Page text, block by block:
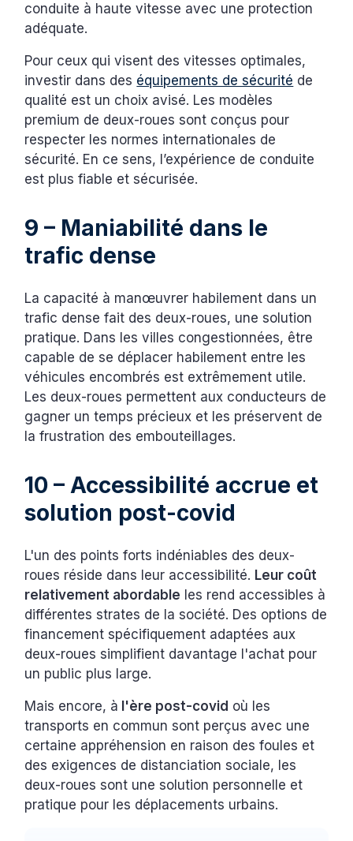
conduite à haute vitesse avec une protection
adéquate.
Pour ceux qui visent des vitesses optimales,
investir dans des équipements de sécurité de
qualité est un choix avisé. Les modèles
premium de deux-roues sont conçus pour
respecter les normes internationales de
sécurité. En ce sens, l’expérience de conduite
est plus fiable et sécurisée.
9 – Maniabilité dans le
trafic dense
La capacité à manœuvrer habilement dans un
trafic dense fait des deux-roues, une solution
pratique. Dans les villes congestionnées, être
capable de se déplacer habilement entre les
véhicules encombrés est extrêmement utile.
Les deux-roues permettent aux conducteurs de
gagner un temps précieux et les préservent de
la frustration des embouteillages.
10 – Accessibilité accrue et
solution post-covid
L'un des points forts indéniables des deux-
roues réside dans leur accessibilité. Leur coût
relativement abordable les rend accessibles à
différentes strates de la société. Des options de
financement spécifiquement adaptées aux
deux-roues simplifient davantage l'achat pour
un public plus large.
Mais encore, à l'ère post-covid où les
transports en commun sont perçus avec une
certaine appréhension en raison des foules et
des exigences de distanciation sociale, les
deux-roues sont une solution personnelle et
pratique pour les déplacements urbains.